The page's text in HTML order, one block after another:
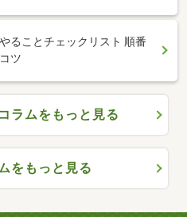
ることチェックリスト 順番
ツ
ラムをもっと見る
をもっと見る